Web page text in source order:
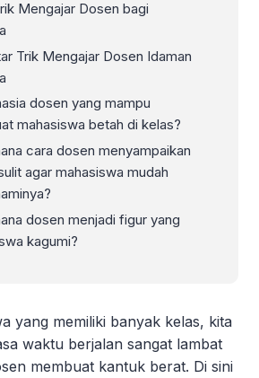
Mengajar Dosen bagi
Trik Mengajar Dosen Idaman
dosen yang mampu
mahasiswa betah di kelas?
cara dosen menyampaikan
agar mahasiswa mudah
dosen menjadi figur yang
kagumi?
yang memiliki banyak kelas, kita
waktu berjalan sangat lambat
membuat kantuk berat. Di sini